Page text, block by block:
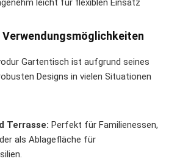
Gartentisch ist aufgrund seines
Designs in vielen Situationen
Terrasse: Perfekt für Familienessen,
als Ablagefläche für